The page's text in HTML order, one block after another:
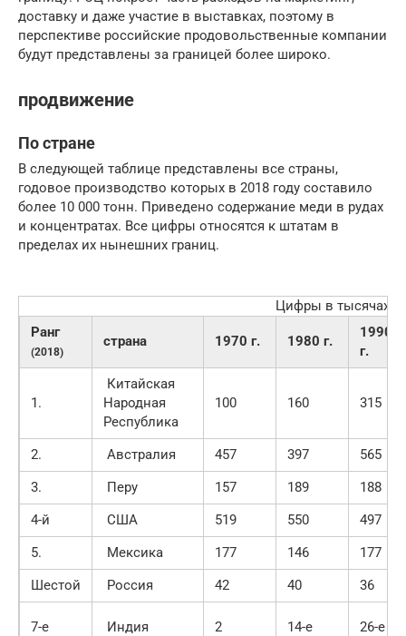
доставку и даже участие в выставках, поэтому в
перспективе российские продовольственные компании
будут представлены за границей более широко.
продвижение
По стране
В следующей таблице представлены все страны,
годовое производство которых в 2018 году составило
более 10 000 тонн. Приведено содержание меди в рудах
и концентратах. Все цифры относятся к штатам в
пределах их нынешних границ.
Цифры в тысячах
Ранг
(2018)
страна 1970 г. 1980 г.
1990
г.
1.
Китайская
Народная
Республика
100 160 315
2. Австралия 457 397
565
3.
Перу 157 189
188
4-й
США 519 550
497
5.
Мексика 177 146
177
Шестой
Россия 42 40 36
7-е Индия 2 14-е 26-е